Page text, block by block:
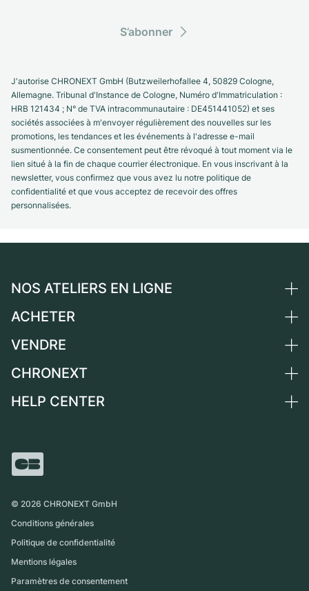
S’abonner
J'autorise CHRONEXT GmbH (Butzweilerhofallee 4, 50829 Cologne,
Allemagne. Tribunal d'Instance de Cologne, Numéro d'Immatriculation :
HRB 121434 ; N° de TVA intracommunautaire : DE451441052) et ses
sociétés associées à m'envoyer régulièrement des nouvelles sur les
promotions, les tendances et les événements à l'adresse e-mail
susmentionnée. Ce consentement peut être révoqué à tout moment via le
lien situé à la fin de chaque courrier électronique. En vous inscrivant à la
newsletter, vous confirmez que vous avez lu notre politique de
confidentialité et que vous acceptez de recevoir des offres
personnalisées.
NOS ATELIERS EN LIGNE
Allemagne
Suisse
France
International
ACHETER
Toutes les montres de luxe
Independent Brands
VENDRE
Vendre une montre
CHRONEXT
Qui sommes-nous ?
Magazine
HELP CENTER
Retrait sur place
© 2026 CHRONEXT GmbH
Conditions générales
Politique de confidentialité
Mentions légales
Paramètres de consentement